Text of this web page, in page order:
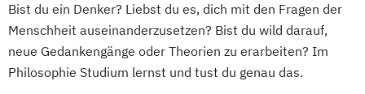
Bist du ein Denker? Liebst du es, dich mit den Fragen der
Menschheit auseinanderzusetzen? Bist du wild darauf,
neue Gedankengänge oder Theorien zu erarbeiten? Im
Philosophie Studium lernst und tust du genau das.